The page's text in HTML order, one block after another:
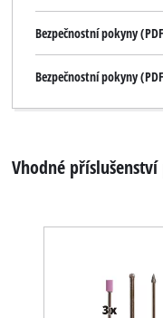
Bezpečnostní pokyny
Bezpečnostní pokyny
Vhodné příslušenství